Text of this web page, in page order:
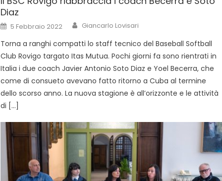
Diaz
5 Febbraio 2022 Giancarlo Lovisari
Torna a ranghi compatti lo staff tecnico del Baseball Softball
Club Rovigo targato Itas Mutua. Pochi giorni fa sono rientrati in
Italia i due coach Javier Antonio Soto Diaz e Yoel Becerra, che
come di consueto avevano fatto ritorno a Cuba al termine
dello scorso anno. La nuova stagione è all’orizzonte e le attività
di […]